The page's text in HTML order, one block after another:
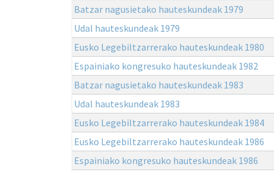
Batzar nagusietako hauteskundeak 1979
Udal hauteskundeak 1979
Eusko Legebiltzarrerako hauteskundeak 1980
Espainiako kongresuko hauteskundeak 1982
Batzar nagusietako hauteskundeak 1983
Udal hauteskundeak 1983
Eusko Legebiltzarrerako hauteskundeak 1984
Eusko Legebiltzarrerako hauteskundeak 1986
Espainiako kongresuko hauteskundeak 1986